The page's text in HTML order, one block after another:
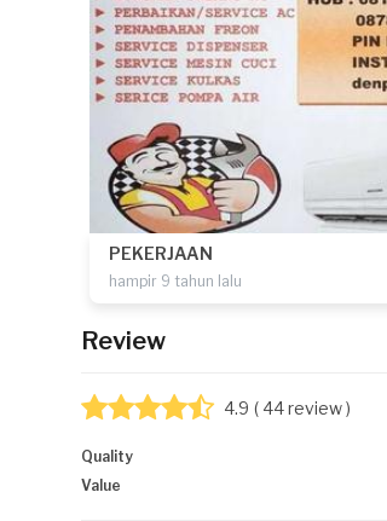
PEKERJAAN
hampir 9 tahun lalu
Review
4.9 ( 44 review )
Quality
Value